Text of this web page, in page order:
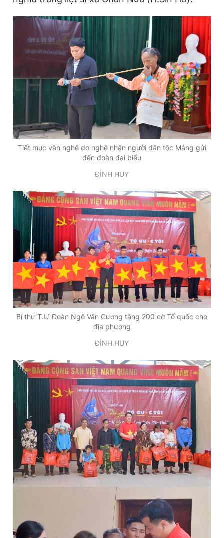
Tiết mục văn nghệ do nghệ nhân người dân tộc Mảng gửi
đến đoàn đại biểu
ĐÌNH HUY
Bí thư T.Ư Đoàn Ngô Văn Cương tặng 200 cờ Tổ quốc cho
địa phương
ĐÌNH HUY